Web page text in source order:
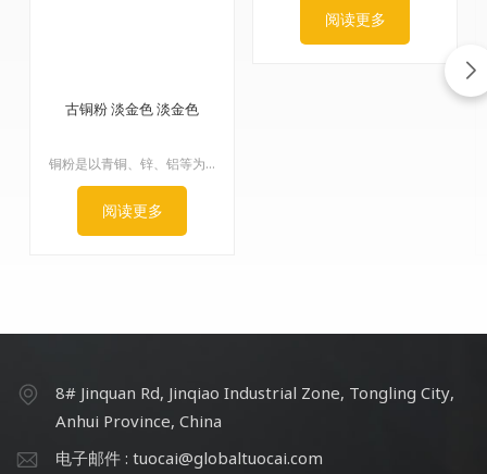
古铜粉 淡金色 淡金色
铜粉是以青铜、锌、铝等为主要原料，经熔炼、研磨、分级、抛光等工序制成鳞片状粉末的有色合金颜料。该浮性金属颜料外观呈金黄色。本产品采用国际先进设备，结合数十年的技术经验，采用先进的工艺和独特的技术，生产出用于凹印油墨研制的专用材料——光泽凹印铜粉和环保铜条。经专家鉴定，可替代部分进口产品。
阅读更多
阅读更多
8# Jinquan Rd, Jinqiao Industrial Zone, Tongling City,
Anhui Province, China
电子邮件 : tuocai@globaltuocai.com